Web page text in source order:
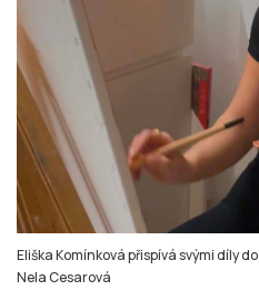
Eliška Komínková přispívá svými díly
Nela Cesarová